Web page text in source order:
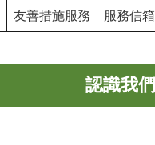
友善措施服務 服務信箱
認識我們